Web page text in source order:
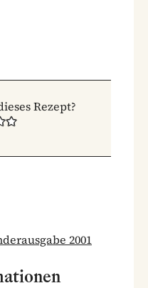
Rezept?
2001